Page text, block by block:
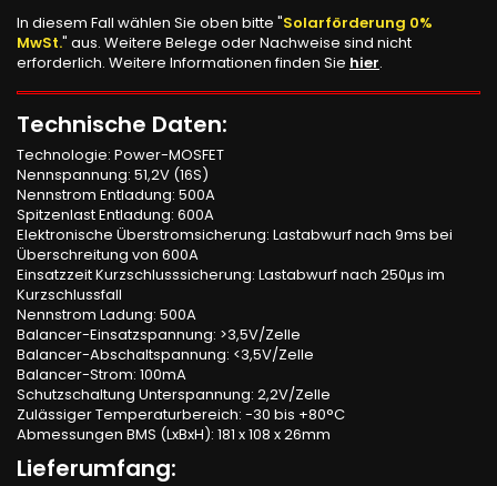
In diesem Fall wählen Sie oben bitte "Solarförderung 0%
MwSt." aus. Weitere Belege oder Nachweise sind nicht
erforderlich. Weitere Informationen finden Sie hier.
Technische Daten:
Technologie: Power-MOSFET
Nennspannung: 51,2V (16S)
Nennstrom Entladung: 500A
Spitzenlast Entladung: 600A
Elektronische Überstromsicherung: Lastabwurf nach 9ms bei
Überschreitung von 600A
Einsatzzeit Kurzschlusssicherung: Lastabwurf nach 250µs im
Kurzschlussfall
Nennstrom Ladung: 500A
Balancer-Einsatzspannung: >3,5V/Zelle
Balancer-Abschaltspannung: <3,5V/Zelle
Balancer-Strom: 100mA
Schutzschaltung Unterspannung: 2,2V/Zelle
Zulässiger Temperaturbereich: -30 bis +80°C
Abmessungen BMS (LxBxH): 181 x 108 x 26mm
Lieferumfang: